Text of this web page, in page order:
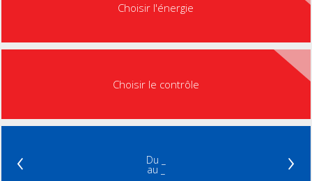
Choisir l'énergie
Choisir le contrôle
‹ Du _
au _ ›